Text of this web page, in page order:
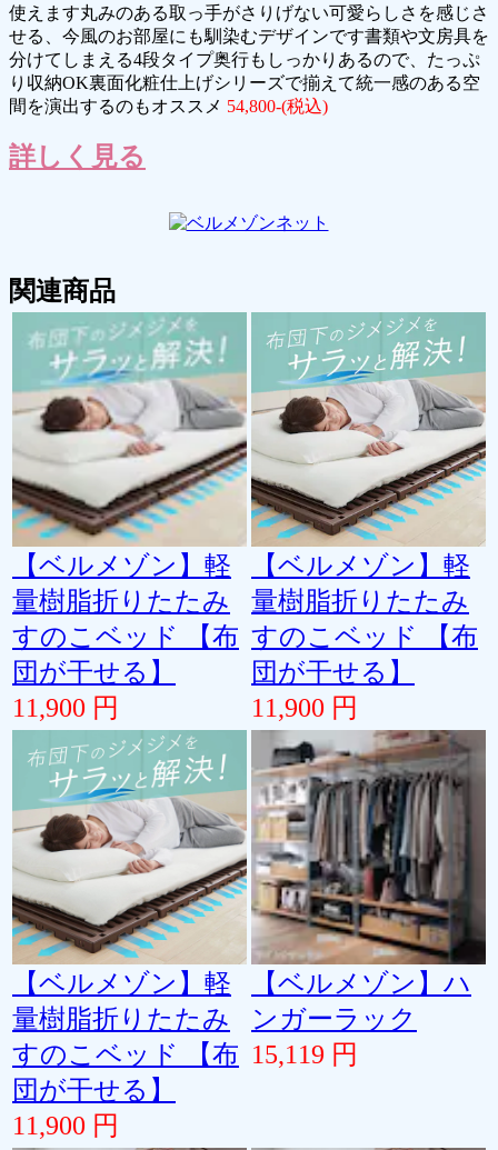
使えます丸みのある取っ手がさりげない可愛らしさを感じさ
せる、今風のお部屋にも馴染むデザインです書類や文房具を
分けてしまえる4段タイプ奥行もしっかりあるので、たっぷ
り収納OK裏面化粧仕上げシリーズで揃えて統一感のある空
間を演出するのもオススメ 54,800-(税込)
詳しく見る
関連商品
【ベルメゾン】軽
量樹脂折りたたみ
すのこベッド 【布
団が干せる】
11,900 円
【ベルメゾン】軽
量樹脂折りたたみ
すのこベッド 【布
団が干せる】
11,900 円
【ベルメゾン】軽
量樹脂折りたたみ
すのこベッド 【布
団が干せる】
11,900 円
【ベルメゾン】ハ
ンガーラック
15,119 円